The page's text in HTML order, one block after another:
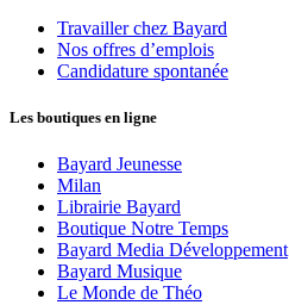
Travailler chez Bayard
Nos offres d’emplois
Candidature spontanée
Les boutiques en ligne
Bayard Jeunesse
Milan
Librairie Bayard
Boutique Notre Temps
Bayard Media Développement
Bayard Musique
Le Monde de Théo